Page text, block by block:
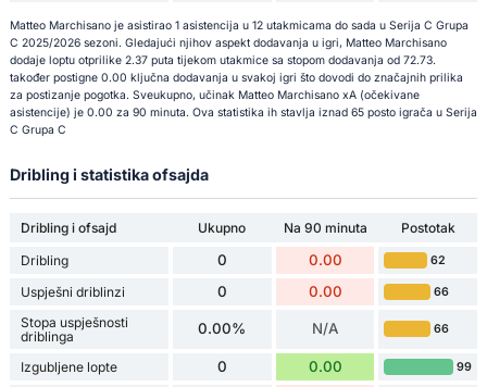
Matteo Marchisano je asistirao 1 asistencija u 12 utakmicama do sada u Serija C Grupa
C 2025/2026 sezoni. Gledajući njihov aspekt dodavanja u igri, Matteo Marchisano
dodaje loptu otprilike 2.37 puta tijekom utakmice sa stopom dodavanja od 72.73.
također postigne 0.00 ključna dodavanja u svakoj igri što dovodi do značajnih prilika
za postizanje pogotka. Sveukupno, učinak Matteo Marchisano xA (očekivane
asistencije) je 0.00 za 90 minuta. Ova statistika ih stavlja iznad 65 posto igrača u Serija
C Grupa C
Dribling i statistika ofsajda
Dribling i ofsajd Ukupno Na 90 minuta
Postotak
Dribling
0 0.00 62
Uspješni driblinzi 0 0.00 66
Stopa uspješnosti
driblinga
0.00% N/A 66
Izgubljene lopte 0 0.00 99